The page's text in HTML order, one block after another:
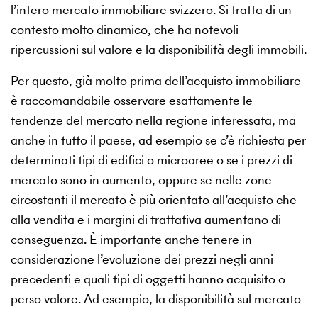
l’intero mercato immobiliare svizzero. Si tratta di un
contesto molto dinamico, che ha notevoli
ripercussioni sul valore e la disponibilità degli immobili.
Per questo, già molto prima dell’acquisto immobiliare
è raccomandabile osservare esattamente le
tendenze del mercato nella regione interessata, ma
anche in tutto il paese, ad esempio se c’è richiesta per
determinati tipi di edifici o microaree o se i prezzi di
mercato sono in aumento, oppure se nelle zone
circostanti il mercato è più orientato all’acquisto che
alla vendita e i margini di trattativa aumentano di
conseguenza. È importante anche tenere in
considerazione l’evoluzione dei prezzi negli anni
precedenti e quali tipi di oggetti hanno acquisito o
perso valore. Ad esempio, la disponibilità sul mercato